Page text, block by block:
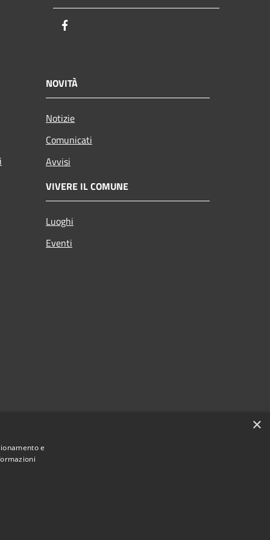
NOVITÀ
Notizie
Comunicati
Avvisi
VIVERE IL COMUNE
Luoghi
Eventi
×
e